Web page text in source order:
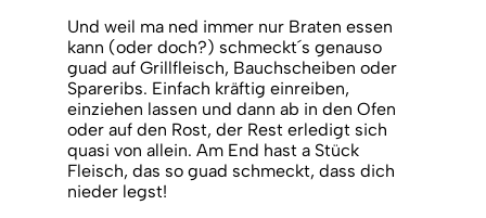
Und weil ma ned immer nur Braten essen
kann (oder doch?) schmeckt´s genauso
guad auf Grillfleisch, Bauchscheiben oder
Spareribs. Einfach kräftig einreiben,
einziehen lassen und dann ab in den Ofen
oder auf den Rost, der Rest erledigt sich
quasi von allein. Am End hast a Stück
Fleisch, das so guad schmeckt, dass dich
nieder legst!